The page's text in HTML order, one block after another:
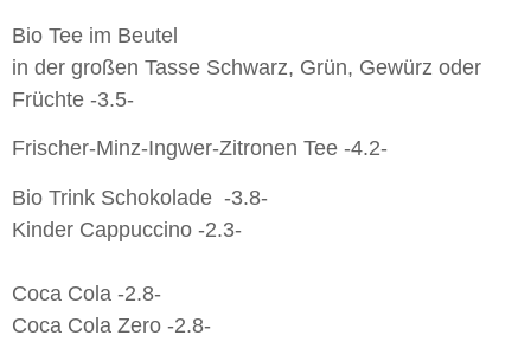
Bio Tee im Beutel
in der großen Tasse Schwarz, Grün, Gewürz oder
Früchte -3.5-
Frischer-Minz-Ingwer-Zitronen Tee -4.2-
Bio Trink Schokolade -3.8-
Kinder Cappuccino -2.3-
Coca Cola -2.8-
Coca Cola Zero -2.8-